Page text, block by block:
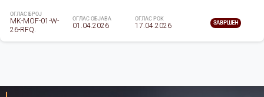
ОГЛАС БРОЈ
MK-MOF-01-W-
26-RFQ.
ОГЛАС ОБЈАВА
01.04.2026
ОГЛАС РОК
17.04.2026 ЗАВРШЕН